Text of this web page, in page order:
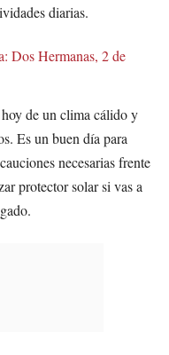
diarias.
Dos Hermanas, 2 de
de un clima cálido y
Es un buen día para
necesarias frente
protector solar si vas a